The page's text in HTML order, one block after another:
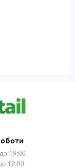
19:00
19:00